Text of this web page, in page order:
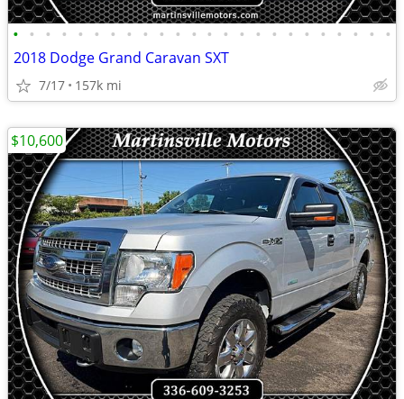
• • • • • • • • • • • • • • • • • • • • • • • •
2018 Dodge Grand Caravan SXT
7/17 157k mi
$10,600